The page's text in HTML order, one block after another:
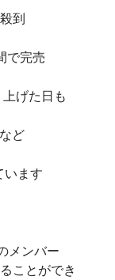
到
で完売
げた日も
ど
います
メンバー
ことができ